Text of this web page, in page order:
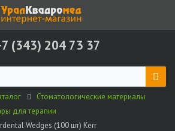
(343) 204 73 37
Стоматологические материалы
для терапии
Wedges (100 шт) Kerr